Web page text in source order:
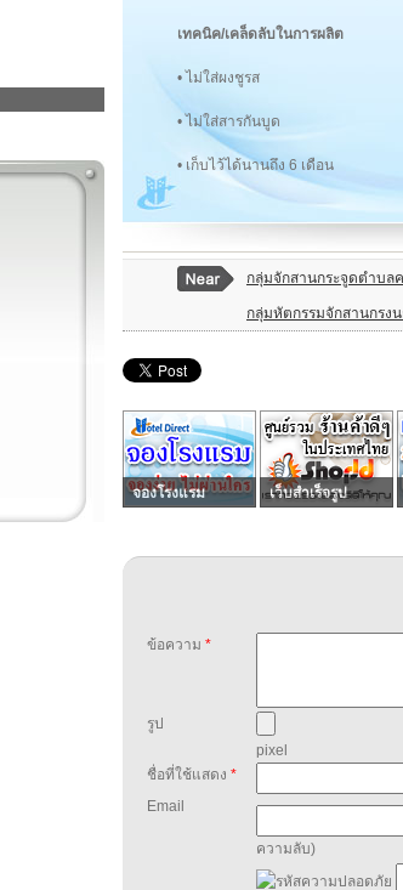
เทคนิค/เคล็ดลับในการผลิต
• ไม่ใส่ผงชูรส
• ไม่ใส่สารกันบูด
• เก็บไว้ได้นานถึง 6 เดือน
กลุ่มจักสานกระจูดตำบล
กลุ่มหัตกรรมจักสานกรง
จองโรงแรม เว็บสำเร็จรูป
ข้อความ *
รูป
pixel
ชื่อที่ใช้แสดง *
Email
ความลับ)